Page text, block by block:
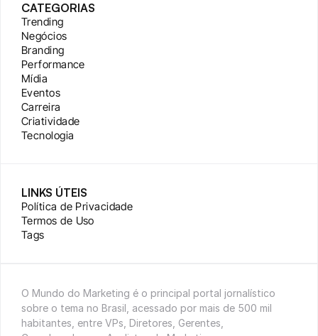
CATEGORIAS
Trending
Negócios
Branding
Performance
Mídia
Eventos
Carreira
Criatividade
Tecnologia
LINKS ÚTEIS
Política de Privacidade
Termos de Uso
Tags
O Mundo do Marketing é o principal portal jornalístico
sobre o tema no Brasil, acessado por mais de 500 mil
habitantes, entre VPs, Diretores, Gerentes,